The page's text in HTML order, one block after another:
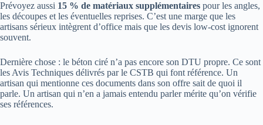
Prévoyez aussi 15 % de matériaux supplémentaires pour les angles,
les découpes et les éventuelles reprises. C’est une marge que les
artisans sérieux intègrent d’office mais que les devis low-cost ignorent
souvent.
Dernière chose : le béton ciré n’a pas encore son DTU propre. Ce sont
les Avis Techniques délivrés par le CSTB qui font référence. Un
artisan qui mentionne ces documents dans son offre sait de quoi il
parle. Un artisan qui n’en a jamais entendu parler mérite qu’on vérifie
ses références.